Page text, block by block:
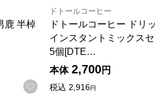
鹿 半棹
お気に入りに登録する
ドトールコーヒー
ドトールコーヒー ドリ
インスタントミックス
5個[DTE…
本体 2,700円
税込 2,916円